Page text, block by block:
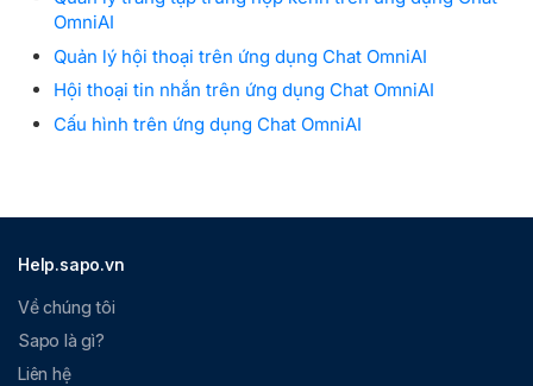
OmniAI
Quản lý hội thoại trên ứng dụng Chat OmniAI
Hội thoại tin nhắn trên ứng dụng Chat OmniAI
Cấu hình trên ứng dụng Chat OmniAI
Help.sapo.vn
Về chúng tôi
Sapo là gì?
Liên hệ